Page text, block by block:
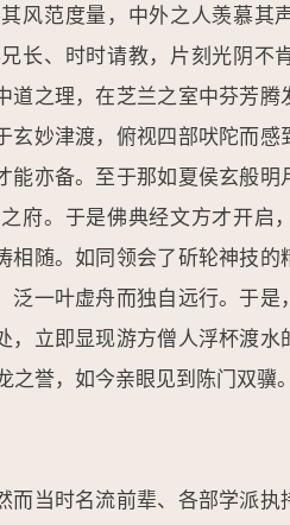
风范度量，中外之人羡慕其
长、时时请教，片刻光阴不
之理，在芝兰之室中芬芳
妙津渡，俯视四部吠陀而感
亦备。至于那如夏侯玄般明
府。于是佛典经文方才开启
随。如同领会了斫轮神技
一叶虚舟而独自远行。于
立即显现游方僧人浮杯渡水
誉，如今亲眼见到陈门双骥
当时名流前辈、各部学派